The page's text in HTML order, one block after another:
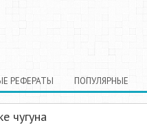
РЕФЕРАТЫ ПОПУЛЯРНЫЕ
чугуна